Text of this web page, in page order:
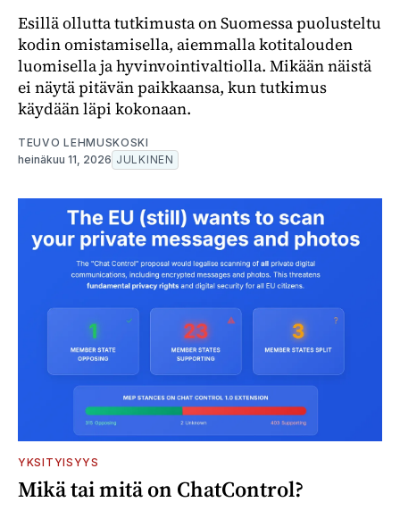
Esillä ollutta tutkimusta on Suomessa puolusteltu
kodin omistamisella, aiemmalla kotitalouden
luomisella ja hyvinvointivaltiolla. Mikään näistä
ei näytä pitävän paikkaansa, kun tutkimus
käydään läpi kokonaan.
TEUVO LEHMUSKOSKI
heinäkuu 11, 2026 JULKINEN
YKSITYISYYS
Mikä tai mitä on ChatControl?